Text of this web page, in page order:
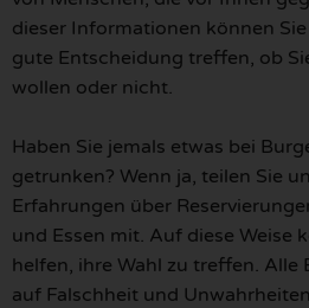
dieser Informationen können
gute Entscheidung treffen, ob
wollen oder nicht.
Haben Sie jemals etwas bei
getrunken? Wenn ja, teilen Sie
Erfahrungen über
und Essen mit. Auf diese Weise
helfen, ihre Wahl zu treffen. Alle
auf Falschheit und